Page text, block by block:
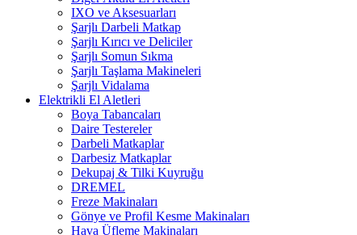
IXO ve Aksesuarları
Şarjlı Darbeli Matkap
Şarjlı Kırıcı ve Deliciler
Şarjlı Somun Sıkma
Şarjlı Taşlama Makineleri
Şarjlı Vidalama
Elektrikli El Aletleri
Boya Tabancaları
Daire Testereler
Darbeli Matkaplar
Darbesiz Matkaplar
Dekupaj & Tilki Kuyruğu
DREMEL
Freze Makinaları
Gönye ve Profil Kesme Makinaları
Hava Üfleme Makinaları